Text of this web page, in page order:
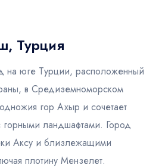
Турция
на юге Турции, расположенный
в Средиземноморском
гор Ахыр и сочетает
горными ландшафтами. Город
Аксу и близлежащими
плотину Мензелет.